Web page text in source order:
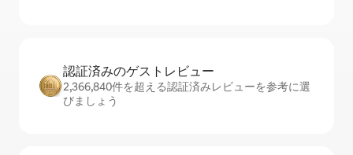
認証済みのゲ⁠ス⁠ト⁠レ⁠ビ⁠ュ⁠ー
2,366,840件を超える認証済みレビューを参考に選
びましょう